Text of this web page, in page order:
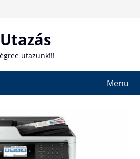
Utazás
utazunk!!!
Menu